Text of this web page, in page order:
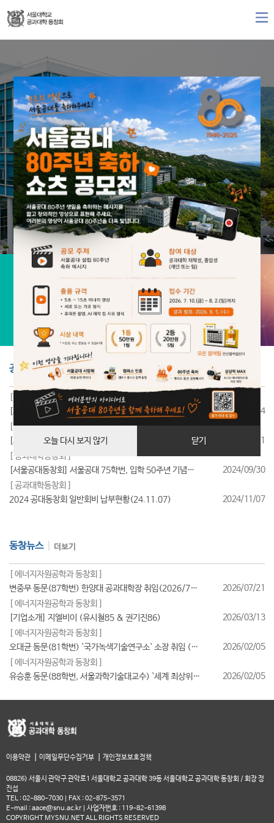
오늘 다시 보지 않기 닫기
공지사항 더보기
[ 공과대학동창회 ]
[서울공대동창회] 서울공대 85학번, 입학 40주년 기념행사 성료
2025/07/24
[ 공과대학동창회 ]
[서울공대동창회] 서울공대 95학번, 입학 30주년 기념행사 성료
2025/07/11
[ 공과대학동창회 ]
[서울공대동창회] 서울공대 75학번, 입학 50주년 기념행사 성료
2024/09/30
[ 공과대학동창회 ]
2024 공대동창회 일반회비 납부현황(24.11.07)
2024/11/07
동창뉴스 더보기
[ 에너지자원공학과 동창회 ]
변중무 동문(87학번) 한양대 공과대학장 취임(2026/7/1일자)
2026/07/21
[ 에너지자원공학과 동창회 ]
[기업소개] 지엘비이 (유시철85 & 권기진86)
2026/03/13
[ 에너지자원공학과 동창회 ]
오대균 동문(81학번) `국가녹색기술연구소` 소장 취임 (2026/2월)
2026/02/05
[ 에너지자원공학과 동창회 ]
유승훈 동문(88학번, 서울과학기술대교수) `세계 최상위 연구자 2025` 등재
2026/02/05
이용약관 이메일무단수집거부 개인정보보호정책
08826) 서울시 관악구 관악로1 서울대학교 공과대학 39동 서울대학교 공과대학 동창회 / 회장 정
진섭
TEL : 02-880-7030 | FAX : 02-875-3571
E-mail : aace@snu.ac.kr | 사업자번호 : 119-82-61398
COPYRIGHT MYSNU.NET ALL RIGHTS RESERVED